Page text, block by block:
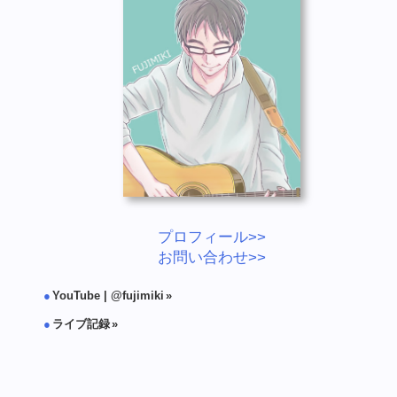
プロフィール>>
お問い合わせ>>
YouTube | @fujimiki
ライブ記録